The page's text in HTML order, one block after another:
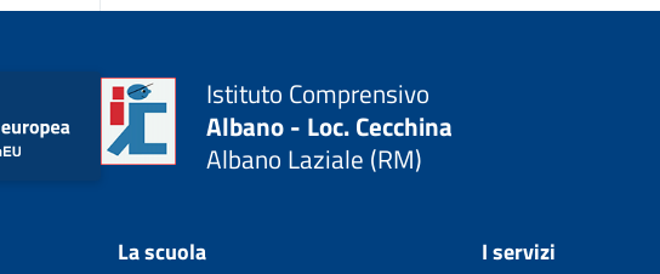
Istituto Comprensivo
Albano - Loc. Cecchina
Albano Laziale (RM)
La scuola I servizi